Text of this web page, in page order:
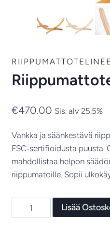
€470.00 Sis. alv 25.5%
Vankka ja säänkestävä
FSC‑sertifioidusta puusta.
mahdollistaa helpon
riippumatoille. Sopii
Riippumattoteline
M
Lisää